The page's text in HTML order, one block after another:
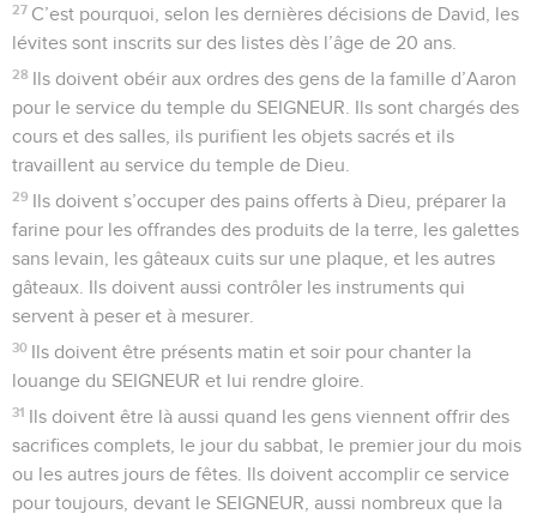
27 C’est pourquoi, selon les dernières décisions de David, les
lévites sont inscrits sur des listes dès l’âge de 20 ans.
28 Ils doivent obéir aux ordres des gens de la famille d’Aaron
pour le service du temple du SEIGNEUR. Ils sont chargés des
cours et des salles, ils purifient les objets sacrés et ils
travaillent au service du temple de Dieu.
29 Ils doivent s’occuper des pains offerts à Dieu, préparer la
farine pour les offrandes des produits de la terre, les galettes
sans levain, les gâteaux cuits sur une plaque, et les autres
gâteaux. Ils doivent aussi contrôler les instruments qui
servent à peser et à mesurer.
30 Ils doivent être présents matin et soir pour chanter la
louange du SEIGNEUR et lui rendre gloire.
31 Ils doivent être là aussi quand les gens viennent offrir des
sacrifices complets, le jour du sabbat, le premier jour du mois
ou les autres jours de fêtes. Ils doivent accomplir ce service
pour toujours, devant le SEIGNEUR, aussi nombreux que la